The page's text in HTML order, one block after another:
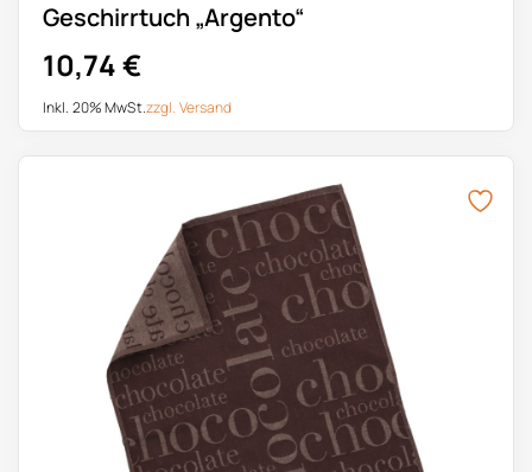
Geschirrtuch „Argento“
10,74€
Inkl. 20% MwSt.zzgl. Versand
Dieses Produkt weist mehrere Varianten auf. Die Optionen